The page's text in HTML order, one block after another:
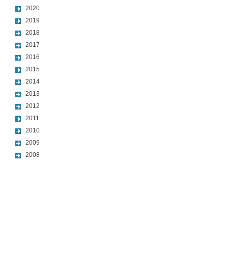
2020
2019
2018
2017
2016
2015
2014
2013
2012
2011
2010
2009
2008